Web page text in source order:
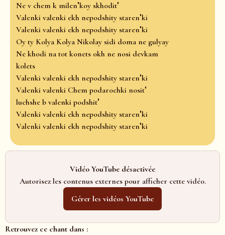
Ne v chem k milenʹkoy skhoditʹ
Valenki valenki ekh nepodshity starenʹki
Valenki valenki ekh nepodshity starenʹki
Oy ty Kolya Kolya Nikolay sidi doma ne gulyay
Ne khodi na tot konets okh ne nosi devkam
kolets
Valenki valenki ekh nepodshity starenʹki
Valenki valenki Chem podarochki nositʹ
luchshe b valenki podshitʹ
Valenki valenki ekh nepodshity starenʹki
Valenki valenki ekh nepodshity starenʹki
Vidéo YouTube désactivée
Autorisez les contenus externes pour afficher cette vidéo.
Gérer les vidéos YouTube
Retrouvez ce chant dans :